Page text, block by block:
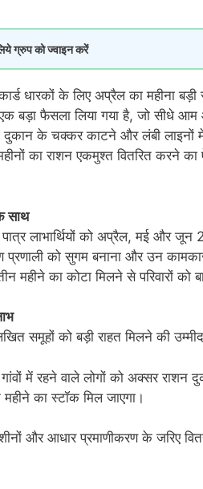
ग्रुप को ज्वाइन करें
धारकों के लिए अप्रैल का महीना
एक बड़ा फैसला लिया गया है, जो
दुकान के चक्कर काटने और लंबी
का राशन एकमुश्त वितरित करने का
साथ
लाभार्थियों को अप्रैल, मई और जून
को सुगम बनाना और उन
महीने का कोटा मिलने से परिवारों
समूहों को बड़ी राहत मिलने की
में रहने वाले लोगों को अक्सर
का स्टॉक मिल जाएगा।
और आधार प्रमाणीकरण के जरिए